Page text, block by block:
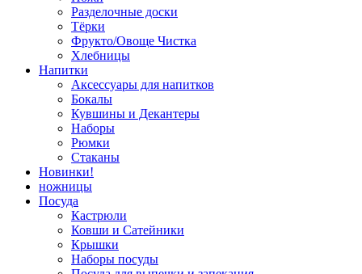
Разделочные доски
Тёрки
Фрукто/Овоще Чистка
Хлебницы
Напитки
Аксессуары для напитков
Бокалы
Кувшины и Декантеры
Наборы
Рюмки
Стаканы
Новинки!
ножницы
Посуда
Кастрюли
Ковши и Сатейники
Крышки
Наборы посуды